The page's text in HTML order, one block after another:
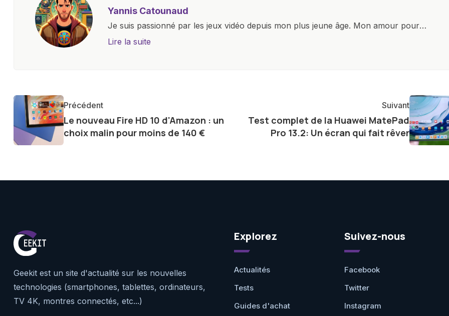
Yannis Catounaud
Je suis passionné par les jeux vidéo depuis mon plus jeune âge. Mon amour pour
l'univers numérique m'a conduit à explorer constamment les dernières avancées dans
communauté en ligne. Mon engagement envers l'exploration constante des frontières
de la technologie me permet de présenter aux lecteurs un aperçu captivant de ce que
le futur numérique nous réserve.
Lire la suite
Précédent
Le nouveau Fire HD 10 d'Amazon : un
choix malin pour moins de 140 €
Suivant
Test complet de la Huawei MatePad
Pro 13.2: Un écran qui fait rêver
Geekit est un site d'actualité sur les nouvelles
technologies (smartphones, tablettes, ordinateurs,
TV 4K, montres connectés, etc...)
Explorez
Actualités
Tests
Guides d'achat
Suivez-nous
Facebook
Twitter
Instagram